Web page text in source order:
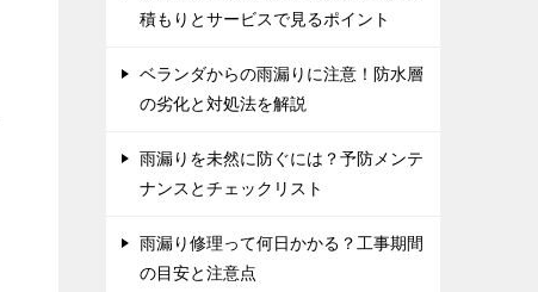
積もりとサービスで見るポイント
ベランダからの雨漏りに注意！防水層
の劣化と対処法を解説
雨漏りを未然に防ぐには？予防メンテ
ナンスとチェックリスト
雨漏り修理って何日かかる？工事期間
の目安と注意点